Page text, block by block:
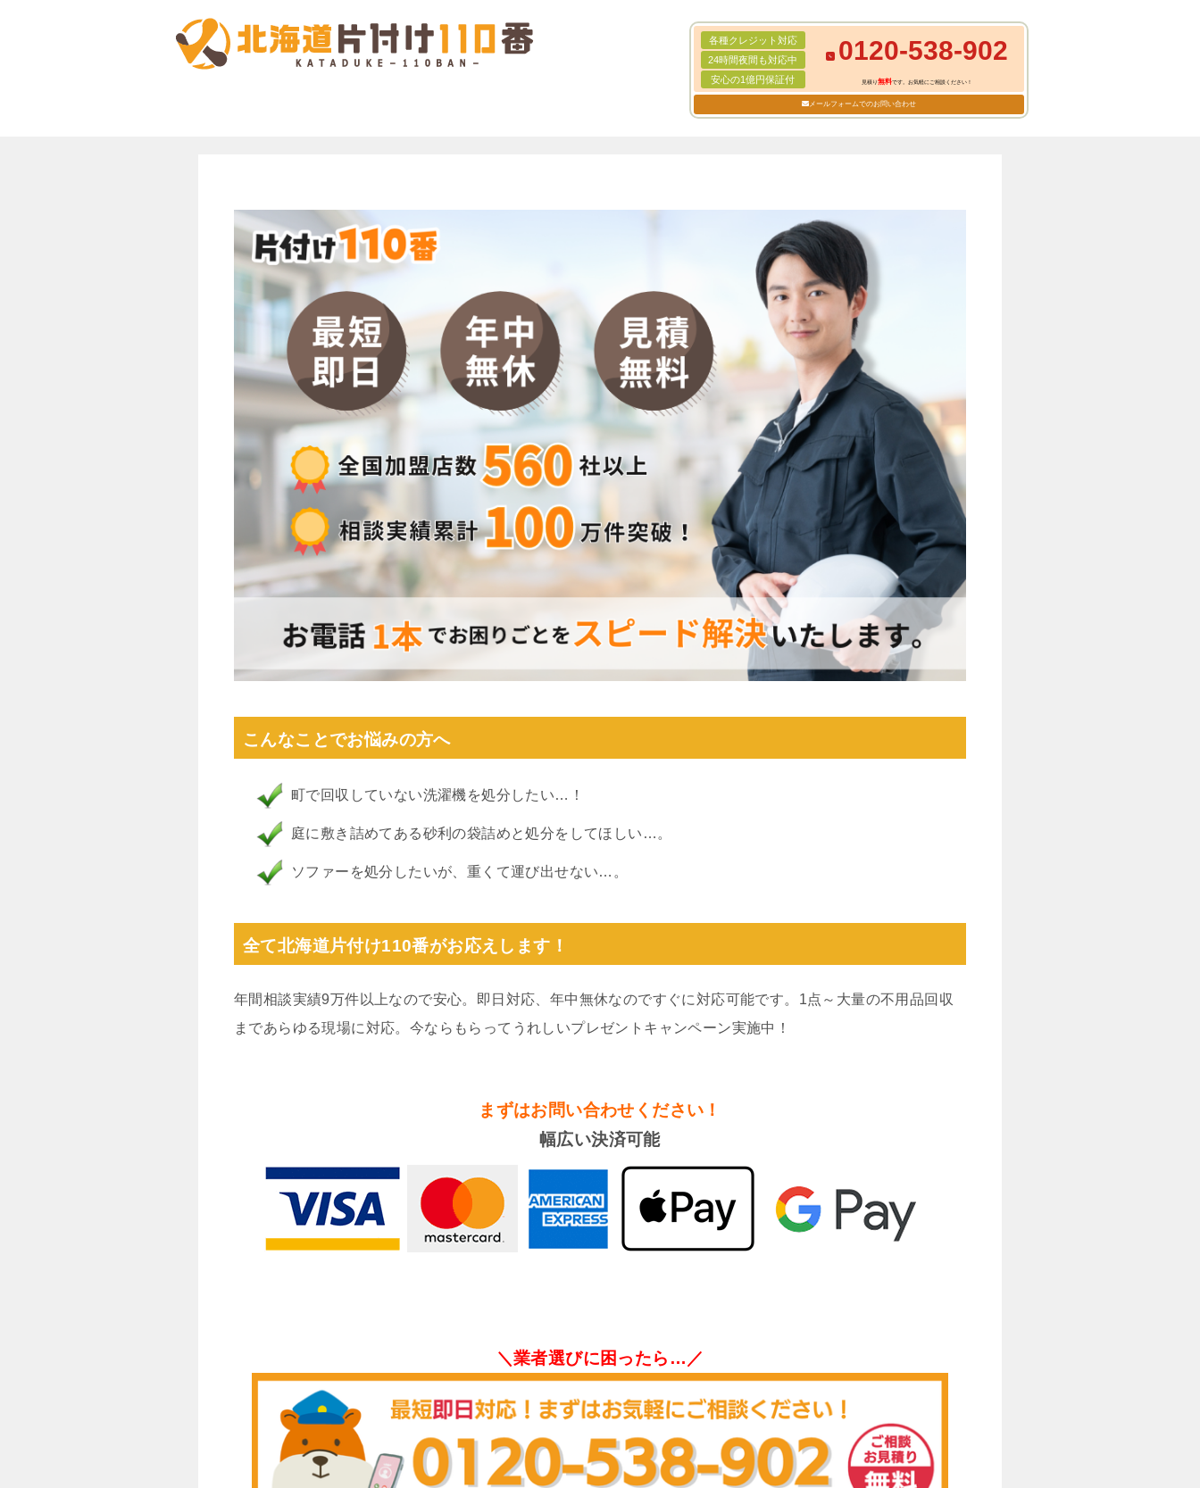
各種クレジット対応
24時間夜間も対応中
安心の1億円保証付
0120-538-902
見積り無料です。お気軽にご相談ください！
メールフォームでのお問い合わせ
こんなことでお悩みの方へ
町で回収していない洗濯機を処分したい…！
庭に敷き詰めてある砂利の袋詰めと処分をしてほしい…。
ソファーを処分したいが、重くて運び出せない…。
全て北海道片付け110番がお応えします！
年間相談実績9万件以上なので安心。即日対応、年中無休なのですぐに対応可能です。1点～大量の不用品回収
まであらゆる現場に対応。今ならもらってうれしいプレゼントキャンペーン実施中！
まずはお問い合わせください！
幅広い決済可能
＼業者選びに困ったら…／